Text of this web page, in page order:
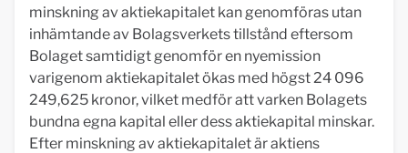
minskning av aktiekapitalet kan genomföras utan
inhämtande av Bolagsverkets tillstånd eftersom
Bolaget samtidigt genomför en nyemission
varigenom aktiekapitalet ökas med högst 24 096
249,625 kronor, vilket medför att varken Bolagets
bundna egna kapital eller dess aktiekapital minskar.
Efter minskning av aktiekapitalet är aktiens